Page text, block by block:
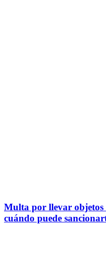
Multa por llevar objetos
cuándo puede